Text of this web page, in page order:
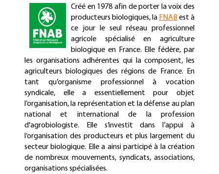
Créé en 1978 afin de porter la voix des
producteurs biologiques, la FNAB est à
ce jour le seul réseau professionnel
agricole spécialisé en agriculture
biologique en France. Elle fédère, par
les organisations adhérentes qui la composent, les
agriculteurs biologiques des régions de France. En
tant qu’organisme professionnel à vocation
syndicale, elle a essentiellement pour objet
l’organisation, la représentation et la défense au plan
national et international de la profession
d'agrobiologiste. Elle s’investit dans l’appui à
l’organisation des producteurs et plus largement du
secteur biologique. Elle a ainsi participé à la création
de nombreux mouvements, syndicats, associations,
organisations spécialisées.